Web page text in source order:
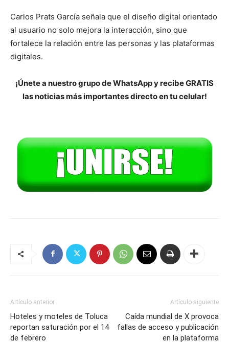
Carlos Prats García señala que el diseño digital orientado
al usuario no solo mejora la interacción, sino que
fortalece la relación entre las personas y las plataformas
digitales.
¡Únete a nuestro grupo de WhatsApp y recibe GRATIS
las noticias más importantes directo en tu celular!
Artículo anterior
Hoteles y moteles de Toluca
reportan saturación por el 14
de febrero
Artículo siguiente
Caída mundial de X provoca
fallas de acceso y publicación
en la plataforma